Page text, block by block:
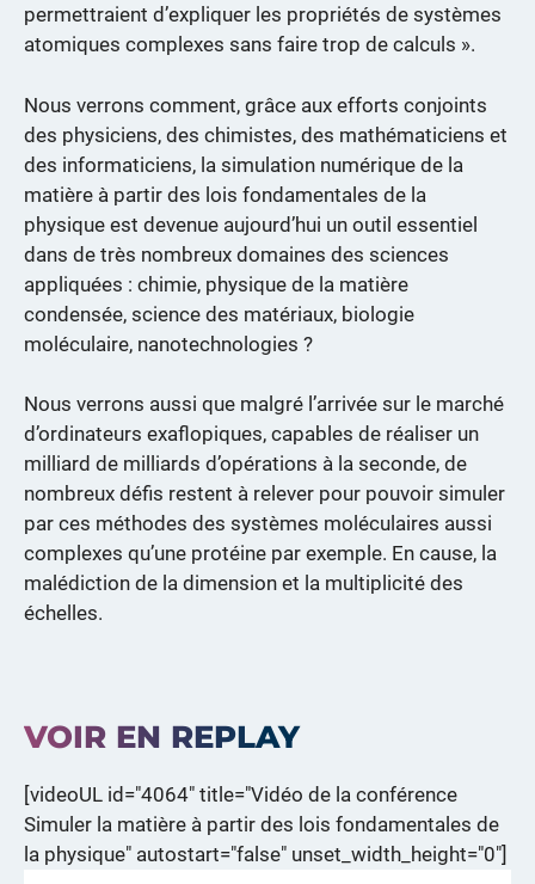
permettraient d’expliquer les propriétés de systèmes
atomiques complexes sans faire trop de calculs ».
Nous verrons comment, grâce aux efforts conjoints
des physiciens, des chimistes, des mathématiciens et
des informaticiens, la simulation numérique de la
matière à partir des lois fondamentales de la
physique est devenue aujourd’hui un outil essentiel
dans de très nombreux domaines des sciences
appliquées : chimie, physique de la matière
condensée, science des matériaux, biologie
moléculaire, nanotechnologies ?
Nous verrons aussi que malgré l’arrivée sur le marché
d’ordinateurs exaflopiques, capables de réaliser un
milliard de milliards d’opérations à la seconde, de
nombreux défis restent à relever pour pouvoir simuler
par ces méthodes des systèmes moléculaires aussi
complexes qu’une protéine par exemple. En cause, la
malédiction de la dimension et la multiplicité des
échelles.
VOIR EN REPLAY
[videoUL id="4064" title="Vidéo de la conférence
Simuler la matière à partir des lois fondamentales de
la physique" autostart="false" unset_width_height="0"]